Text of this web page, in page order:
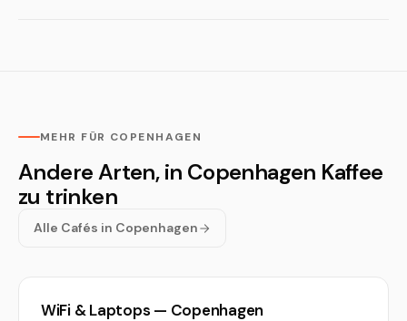
MEHR FÜR COPENHAGEN
Andere Arten, in Copenhagen Kaffee
zu trinken
Alle Cafés in Copenhagen
WiFi & Laptops — Copenhagen